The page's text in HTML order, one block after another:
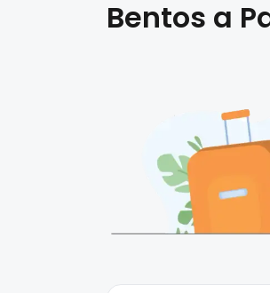
Bentos a